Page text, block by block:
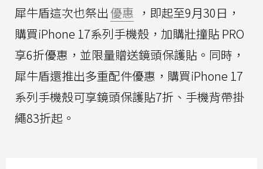
犀牛盾這次也祭出優惠 ，即起至9月30日，
購買iPhone 17系列手機殼，加購壯撞貼 PRO
享6折優惠，並限量贈送鏡頭保護貼。同時，
犀牛盾還推出多重配件優惠，購買iPhone 17
系列手機殼可享鏡頭保護貼7折、手機背帶掛
繩83折起。